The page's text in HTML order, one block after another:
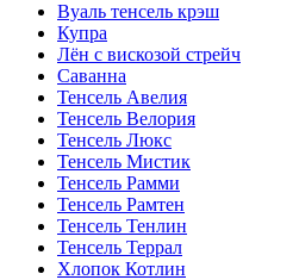
Вуаль тенсель крэш
Купра
Лён с вискозой стрейч
Саванна
Тенсель Авелия
Тенсель Велория
Тенсель Люкс
Тенсель Мистик
Тенсель Рамми
Тенсель Рамтен
Тенсель Тенлин
Тенсель Террал
Хлопок Котлин